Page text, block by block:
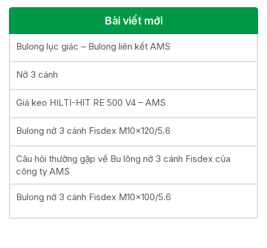
Bài viết mới
Bulong lục giác – Bulong liên kết AMS
Nở 3 cánh
Giá keo HILTI-HIT RE 500 V4 – AMS
Bulong nở 3 cánh Fisdex M10x120/5.6
Câu hỏi thường gặp về Bu lông nở 3 cánh Fisdex của
công ty AMS
Bulong nở 3 cánh Fisdex M10x100/5.6